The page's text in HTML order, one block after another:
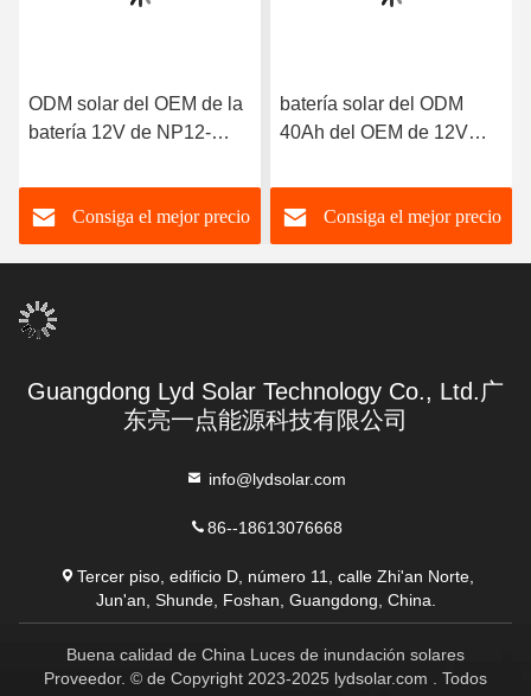
ODM solar del OEM de la
batería 12V de NP12-
Consiga el mejor precio
batería solar del ODM
40Ah del OEM de 12V
flotante diseñada
Consiga el mejor precio
Guangdong Lyd Solar Technology Co., Ltd.广
东亮一点能源科技有限公司
info@lydsolar.com
86--18613076668
Tercer piso, edificio D, número 11, calle Zhi'an Norte,
Jun'an, Shunde, Foshan, Guangdong, China.
Buena calidad de China Luces de inundación solares
Proveedor. © de Copyright 2023-2025 lydsolar.com . Todos